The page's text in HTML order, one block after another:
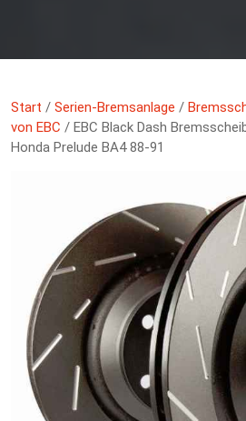
Start / Serien-Bremsanlage /
von EBC / EBC Black Dash
Honda Prelude BA4 88-91